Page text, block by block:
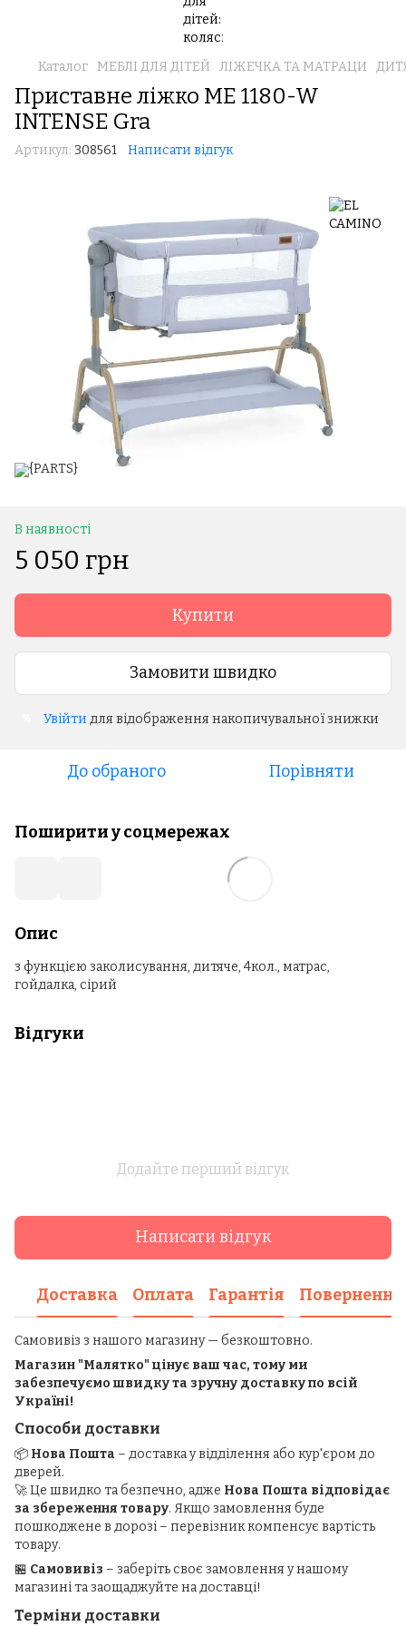
Каталог МЕБЛІ ДЛЯ ДІТЕЙ ЛІЖЕЧКА ТА МАТРАЦИ
Приставне ліжко ME 1180-W
INTENSE Gra
Артикул: 308561 Написати відгук
В наявності
5 050 грн
Купити
Замовити швидко
Увійти для відображення накопичувальної знижки
До обраного Порівняти
Поширити у соцмережах
Опис
з функцією заколисування, дитяче, 4кол., матрас,
гойдалка, сірий
Відгуки
Додайте перший відгук
Написати відгук
Доставка Оплата Гарантія Повернення
Самовивіз з нашого магазину — безкоштовно.
Магазин "Малятко" цінує ваш час, тому ми
забезпечуємо швидку та зручну доставку по всій
Україні!
Способи доставки
📦 Нова Пошта – доставка у відділення або кур'єром до
дверей.
🚀 Це швидко та безпечно, адже Нова Пошта відповідає
за збереження товару. Якщо замовлення буде
пошкоджене в дорозі – перевізник компенсує вартість
товару.
🏪 Самовивіз – заберіть своє замовлення у нашому
магазині та заощаджуйте на доставці!
Терміни доставки